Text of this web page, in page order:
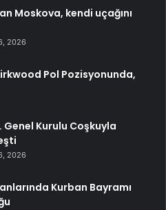
Moskova, kendi uçağını
2026
Pol Pozisyonunda,
Genel Kurulu Coşkuyla
2026
Kurban Bayramı